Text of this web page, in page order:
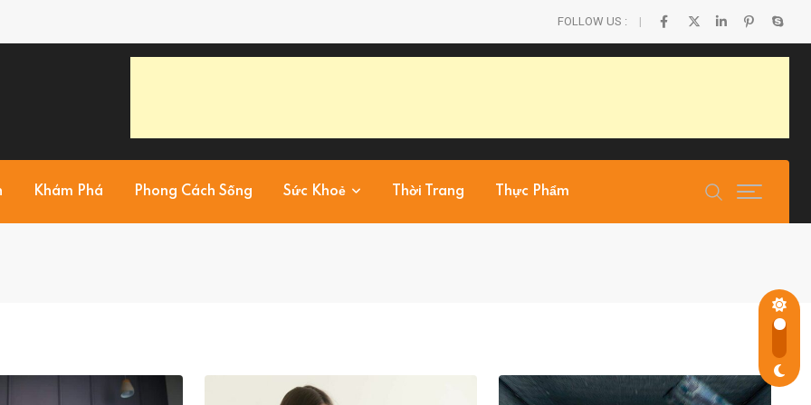
FOLLOW US :
Khám Phá Phong Cách Sống Sức Khoẻ Thời Trang Thực Phẩm